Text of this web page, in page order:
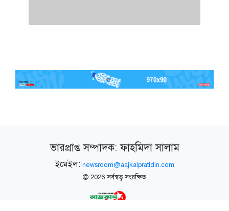
ভারপ্রাপ্ত সম্পাদক: ফাহমিদা সালাম
ইমেইল: newsroom@aajkalpratidin.com
2026 সর্বস্বত্ব সংরক্ষিত